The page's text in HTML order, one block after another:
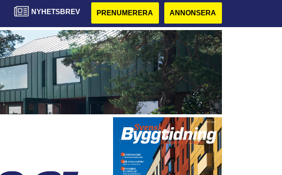
NYHETSBREV PRENUMERERA ANNONSERA